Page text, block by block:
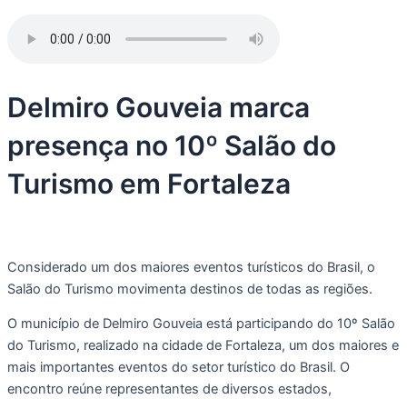
Delmiro Gouveia marca
presença no 10º Salão do
Turismo em Fortaleza
Considerado um dos maiores eventos turísticos do Brasil, o
Salão do Turismo movimenta destinos de todas as regiões.
O município de Delmiro Gouveia está participando do 10º Salão
do Turismo, realizado na cidade de Fortaleza, um dos maiores e
mais importantes eventos do setor turístico do Brasil. O
encontro reúne representantes de diversos estados,